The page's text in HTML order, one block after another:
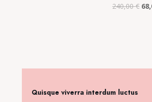
240,00€
Quisque viverra interdum luctus